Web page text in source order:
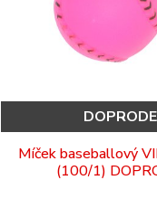
Míček baseballový
(100/1)